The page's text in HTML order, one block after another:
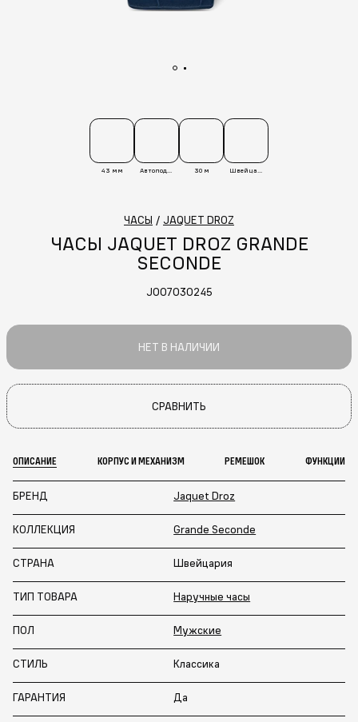
43 мм Автоподзавод 30 м Швейцария
ЧАСЫ / JAQUET DROZ
ЧАСЫ JAQUET DROZ GRANDE
SECONDE
J007030245
НЕТ В НАЛИЧИИ
СРАВНИТЬ
ОПИСАНИЕ КОРПУС И МЕХАНИЗМ РЕМЕШОК ФУНКЦИИ
БРЕНД Jaquet Droz
КОЛЛЕКЦИЯ Grande Seconde
СТРАНА Швейцария
ТИП ТОВАРА Наручные часы
ПОЛ Мужские
СТИЛЬ Классика
ГАРАНТИЯ Да